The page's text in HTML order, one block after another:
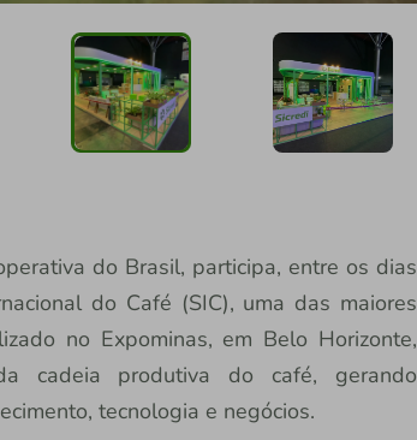
do Brasil, participa, entre os dias
do Café (SIC), uma das maiores
no Expominas, em Belo Horizonte,
cadeia produtiva do café, gerando
tecnologia e negócios.